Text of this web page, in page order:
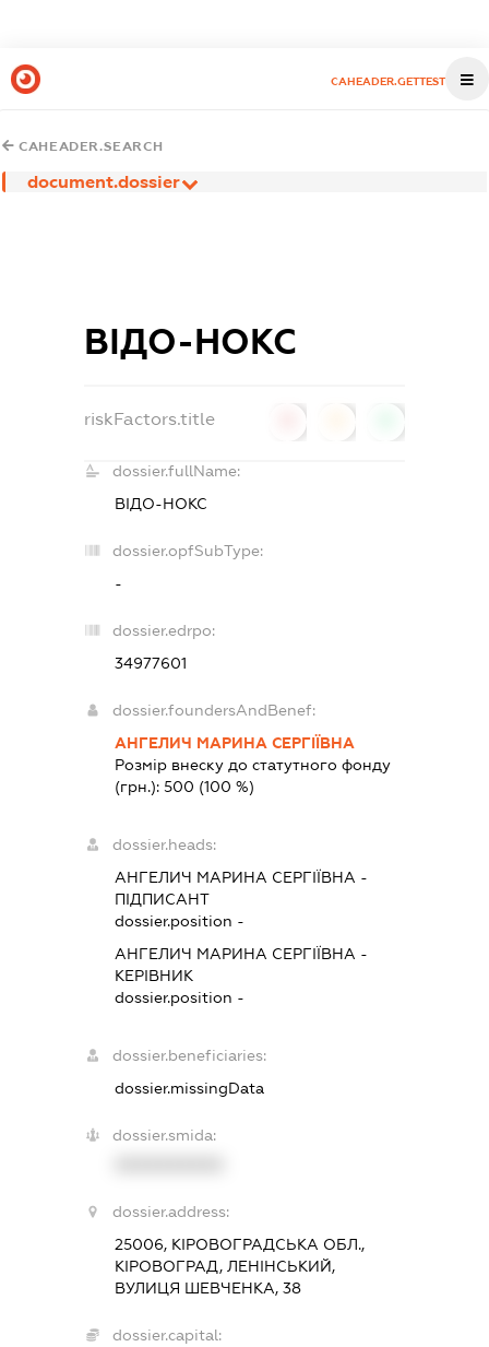
CAHEADER.GETTEST
CAHEADER.SEARCH
document.dossier
ВІДО-НОКС
riskFactors.title
dossier.fullName:
ВІДО-НОКС
dossier.opfSubType:
-
dossier.edrpo:
34977601
dossier.foundersAndBenef:
АНГЕЛИЧ МАРИНА СЕРГІЇВНА
Розмір внеску до статутного фонду
(грн.):500 (100 %)
dossier.heads:
АНГЕЛИЧ МАРИНА СЕРГІЇВНА -
ПІДПИСАНТ
dossier.position -
АНГЕЛИЧ МАРИНА СЕРГІЇВНА -
КЕРІВНИК
dossier.position -
dossier.beneficiaries:
dossier.missingData
dossier.smida:
dossier.address:
25006, КІРОВОГРАДСЬКА ОБЛ.,
КІРОВОГРАД, ЛЕНІНСЬКИЙ,
ВУЛИЦЯ ШЕВЧЕНКА, 38
dossier.capital: